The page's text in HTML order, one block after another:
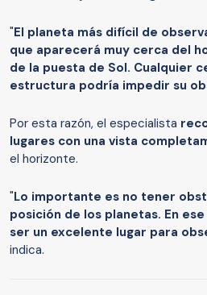
"El planeta más difícil de
que aparecerá muy cerca del
de la puesta de Sol. Cualquier
estructura podría impedir su
Por esta razón, el especialista
lugares con una vista
el horizonte.
"Lo importante es no tener
posición de los planetas. En
ser un excelente lugar para
indica.